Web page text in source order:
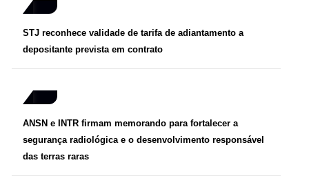
STJ reconhece validade de tarifa de adiantamento a
depositante prevista em contrato
ANSN e INTR firmam memorando para fortalecer a
segurança radiológica e o desenvolvimento responsável
das terras raras